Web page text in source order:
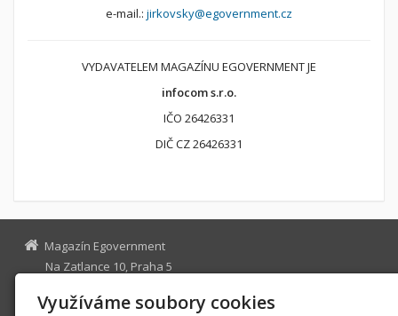
e-mail.: jirkovsky@egovernment.cz
VYDAVATELEM MAGAZÍNU EGOVERNMENT JE
infocom s.r.o.
IČO 26426331
DIČ CZ 26426331
Magazín Egovernment
Na Zatlance 10, Praha 5
egovernment@egovernment.cz
Využíváme soubory cookies